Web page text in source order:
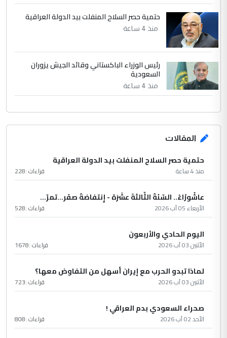
حتمية حصر السلاح المنفلت بيد الدولة العراقية
منذ 4 ساعة
رئيس الوزراء الباكستاني وقائد الجيش يزوران
السعودية
منذ 4 ساعة
المقالات
حتمية حصر السلاح المنفلت بيد الدولة العراقية
منذ 4 ساعة قراءات :228
عاشُورْاءُ.. السّنَةُ الثّالثةَ عشَرَة - إِنتفاضةُ صفَر…تمرّ...
الأربعاء 05 آب 2026 قراءات :528
اليوم الحادي والأربعون
الأثنين 03 آب 2026 قراءات :1678
لماذا تبدو الحرب مع إيران أسهل من التفاوض معها؟
الأثنين 03 آب 2026 قراءات :723
صحراء السعودي بدم العراقي !
الأحد 02 آب 2026 قراءات :808